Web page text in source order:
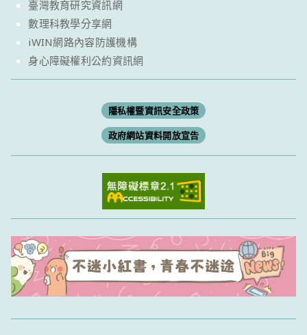
臺灣教育研究資訊網
數理科教學分享網
iWIN網路內容防護機構
身心障礙權利公約資訊網
隱私權暨資訊安全政策
政府網站資料開放宣告